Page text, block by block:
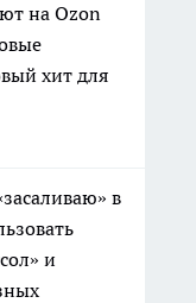
на Ozon
хит для
в
и